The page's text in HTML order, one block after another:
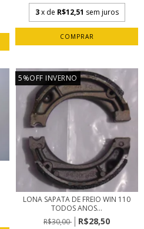
3 x de R$12,51 sem juros
5%OFF INVERNO
LONA SAPATA DE FREIO WIN 110
TODOS ANOS...
R$30,00
R$28,50